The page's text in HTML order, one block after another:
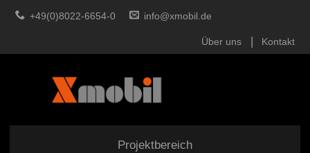
+49(0)8022-6654-0 info@xmobil.de
Über uns Kontakt
Projektbereich